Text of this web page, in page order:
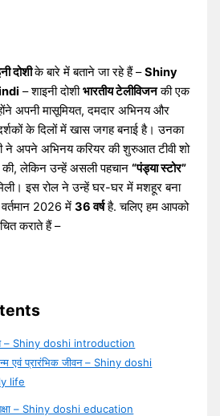
दोशीके बारे में बताने जा रहे हैं –Shiny
– शाइनी दोशीभारतीय टेलीविजनकी एक
अपनी मासूमियत, दमदार अभिनय और
के दिलों में खास जगह बनाई है। उनका
ने अपने अभिनय करियर की शुरुआत टीवी शो
लेकिन उन्हें असली पहचान“पंड्या स्टोर”
इस रोल ने उन्हें घर-घर में मशहूर बना
वर्तमान 2026 में36 वर्षहै. चलिए हम आपको
कराते हैं –
– Shiny doshi introduction
एवं प्रारंभिक जीवन – Shiny doshi
life
– Shiny doshi education